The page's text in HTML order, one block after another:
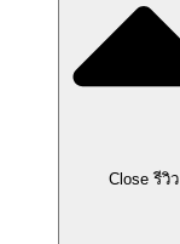
Close รีวิว